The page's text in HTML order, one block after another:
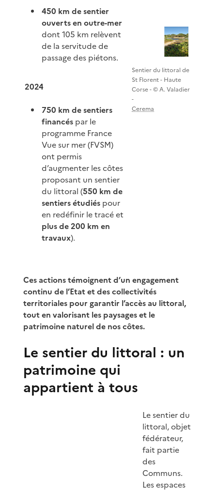
450 km de sentier
ouverts en outre-mer
dont 105 km relèvent
de la servitude de
passage des piétons.
2024
750 km de sentiers
financés par le
programme France
Vue sur mer (FVSM)
ont permis
d’augmenter les côtes
proposant un sentier
du littoral (550 km de
sentiers étudiés pour
en redéfinir le tracé et
plus de 200 km en
travaux).
Sentier du littoral de
St Florent - Haute
Corse - © A. Valadier
-
Cerema
Ces actions témoignent d’un engagement
continu de l’Etat et des collectivités
territoriales pour garantir l’accès au littoral,
tout en valorisant les paysages et le
patrimoine naturel de nos côtes.
Le sentier du littoral : un
patrimoine qui
appartient à tous
Le sentier du
littoral, objet
fédérateur,
fait partie
des
Communs.
Les espaces